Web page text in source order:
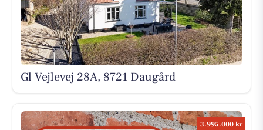
Gl Vejlevej 28A, 8721 Daugård
3.995.000 kr